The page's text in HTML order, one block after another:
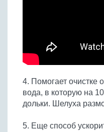
4. Помогает очистке
вода, в которую на
дольки. Шелуха
5. Еще способ